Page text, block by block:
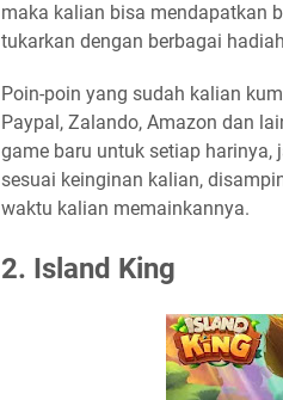
maka kalian bisa mendapatkan
tukarkan dengan berbagai
Poin-poin yang sudah kalian
Paypal, Zalando, Amazon dan
game baru untuk setiap
sesuai keinginan kalian,
waktu kalian memainkannya.
2. Island King